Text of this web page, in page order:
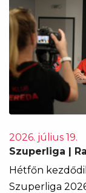
2026. július 19.
Szuperliga |
Hétfőn
Szuperliga